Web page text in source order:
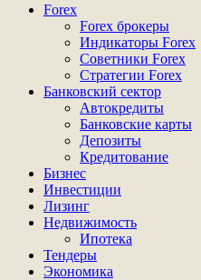
Основное
Forex
Forex брокеры
Индикаторы Forex
Советники Forex
Стратегии Forex
Банковский сектор
Автокредиты
Банковские карты
Депозиты
Кредитование
Бизнес
Инвестиции
Лизинг
Недвижимость
Ипотека
Тендеры
Экономика